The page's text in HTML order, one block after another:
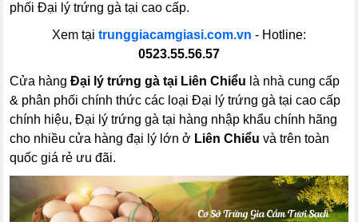
phối Đại lý trứng gà tại cao cấp.
Xem tại trunggiacamgiasi.com.vn - Hotline:
0523.55.56.57
Cửa hàngĐại lý trứng gà tại Liên Chiểu là nhà cung cấp
& phân phối chính thức các loại Đại lý trứng gà tại cao cấp
chính hiệu, Đại lý trứng gà tại hàng nhập khẩu chính hãng
cho nhiều cửa hàng đại lý lớn ở Liên Chiểu và trên toàn
quốc giá rẻ ưu đãi.